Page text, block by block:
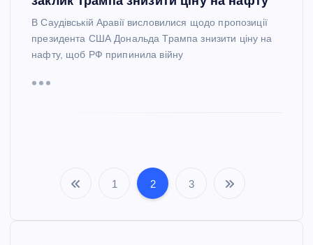
В Саудівській Аравії висловилися щодо пропозиції
президента США Дональда Трампа знизити ціну на
нафту, щоб РФ припинила війну
П
1 2 3